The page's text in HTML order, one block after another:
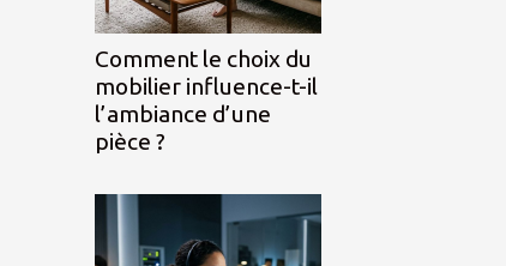
Comment le choix du
mobilier influence-t-il
l’ambiance d’une
pièce ?